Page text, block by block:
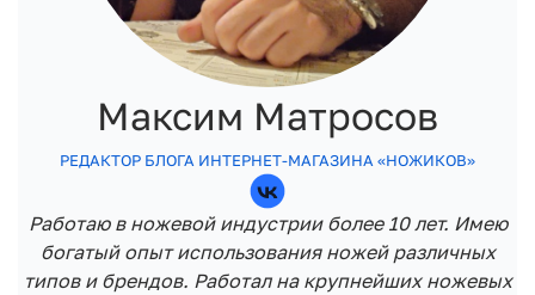
Максим Матросов
РЕДАКТОР БЛОГА ИНТЕРНЕТ-МАГАЗИНА «НОЖИКОВ»
Работаю в ножевой индустрии более 10 лет. Имею
богатый опыт использования ножей различных
типов и брендов. Работал на крупнейших ножевых